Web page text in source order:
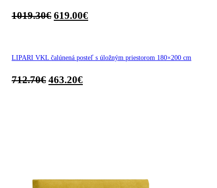
1019.30€ 619.00€
LIPARI VKL čalúnená posteľ s úložným priestorom 180×200 cm
712.70€ 463.20€